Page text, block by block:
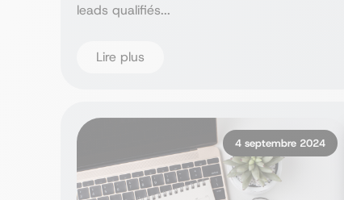
leads qualifiés...
Lire plus
4 septembre 2024